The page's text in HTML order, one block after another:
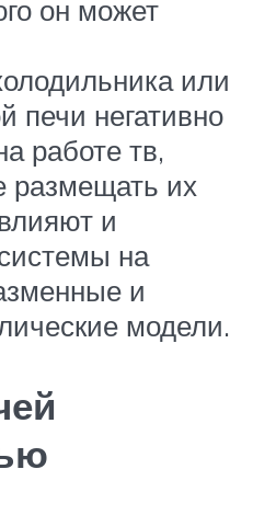
он может
или
печи негативно
работе тв,
размещать их
и
на
и
модели.